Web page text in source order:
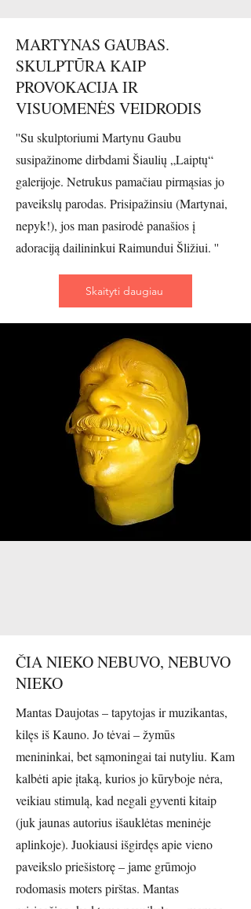
MARTYNAS GAUBAS.
SKULPTŪRA KAIP
PROVOKACIJA IR
VISUOMENĖS VEIDRODIS
''Su skulptoriumi Martynu Gaubu
susipažinome dirbdami Šiaulių „Laiptų“
galerijoje. Netrukus pamačiau pirmąsias jo
paveikslų parodas. Prisipažinsiu (Martynai,
nepyk!), jos man pasirodė panašios į
adoraciją dailininkui Raimundui Šližiui. ''
Skaityti daugiau
ČIA NIEKO NEBUVO, NEBUVO
NIEKO
Mantas Daujotas – tapytojas ir muzikantas,
kilęs iš Kauno. Jo tėvai – žymūs
menininkai, bet sąmoningai tai nutyliu. Kam
kalbėti apie įtaką, kurios jo kūryboje nėra,
veikiau stimulą, kad negali gyventi kitaip
(juk jaunas autorius išauklėtas meninėje
aplinkoje). Juokiausi išgirdęs apie vieno
paveikslo priešistorę – jame grūmojo
rodomasis moters pirštas. Mantas